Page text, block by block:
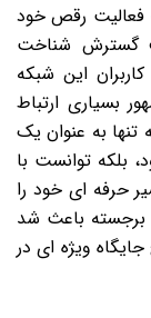
فعالیت رقص خود
گسترش شناخت
این شبکه
بسیاری ارتباط
تنها به عنوان یک
بلکه توانست با
حرفه ای خود را
باعث شد
ویژه ای در